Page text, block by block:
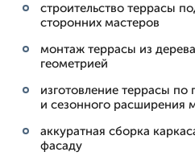
строительство террасы
сторонних мастеров
монтаж террасы из
геометрией
изготовление террасы по
и сезонного расширения
аккуратная сборка
фасаду